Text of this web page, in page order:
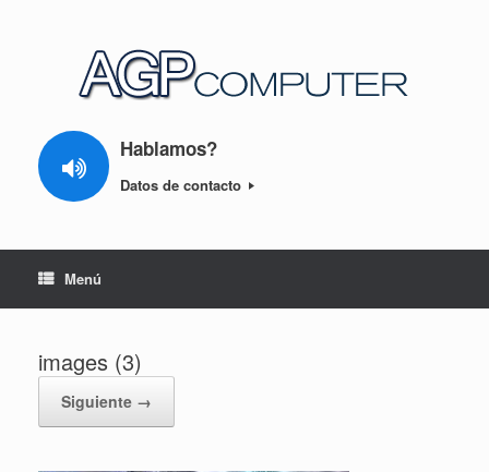
Hablamos?
Datos de contacto
Menú
images (3)
Siguiente →